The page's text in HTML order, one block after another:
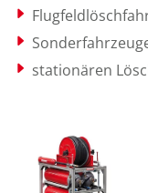
stationären